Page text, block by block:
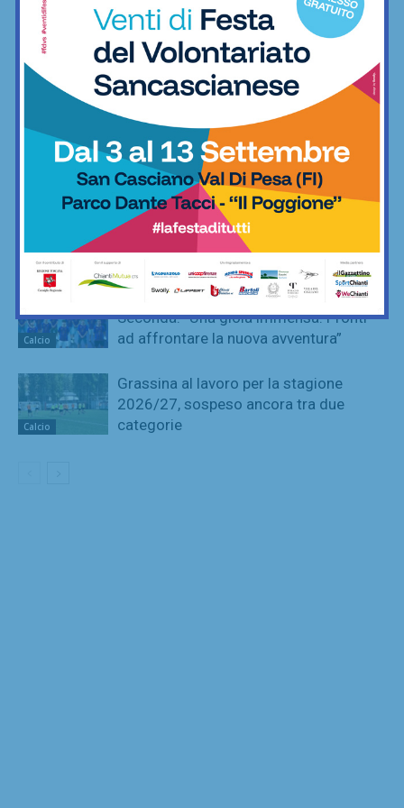
Calcio
È ripescaggio: il Grassina fa festa e
torna in Serie D dopo 5 anni
San Polo, un Niccolò Nocentini in più…
nel motore: altro nuovo acquisto
Calcio
Poggibonsi, prime mosse: Fusci
confermato direttore tecnico. In serata
presentazione del nuovo allenatore
Calcio
La Virtus Lilliano e il ripescaggio in
Seconda: “Una gioia immensa. Pronti
ad affrontare la nuova avventura”
Calcio
Grassina al lavoro per la stagione
2026/27, sospeso ancora tra due
categorie